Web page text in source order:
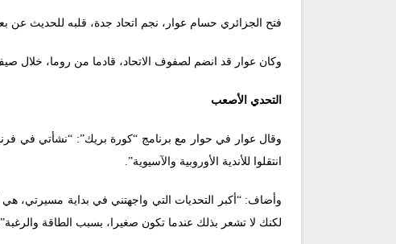
فتح الجزائري حسام عوار، نجم اتحاد جدة، قلبه للحديث عن
وكان عوار قد انضم لصفوف الاتحاد، قادما من روما، خلال صيف 2024، مقابل 12 مليون
التحدي الأصعب
وقال عوار في حوار مع برنامج “كورة بريك”: “نشأتي في
انتقلوا للأندية الأوروبية والآسيوية”.
وأضاف: “أكبر التحديات التي واجهتني في بداية مسيرتي،
لكنك لا تشعر بذلك عندما تكون صغيرا، بسبب الطاقة